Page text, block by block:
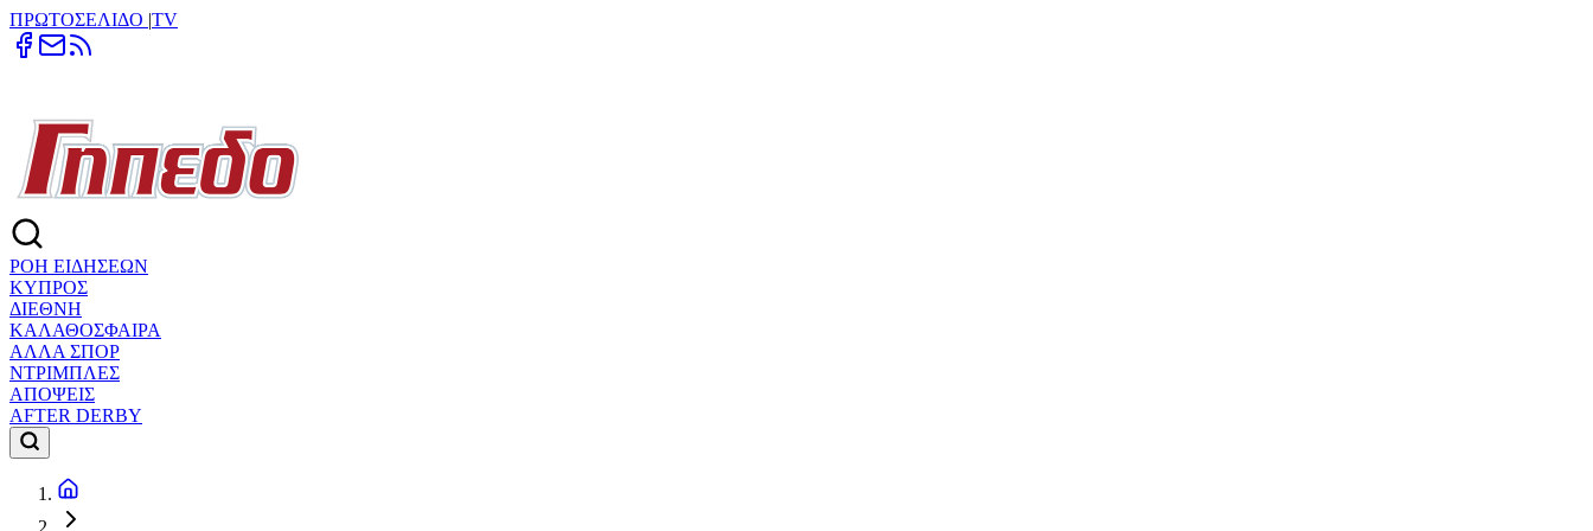
ΠΡΩΤΟΣΕΛΙΔΟ |TV
ΡΟΗ ΕΙΔΗΣΕΩΝ
ΚΥΠΡΟΣ
ΔΙΕΘΝΗ
ΚΑΛΑΘΟΣΦΑΙΡΑ
ΑΛΛΑ ΣΠΟΡ
ΝΤΡΙΜΠΛΕΣ
ΑΠΟΨΕΙΣ
AFTER DERBY